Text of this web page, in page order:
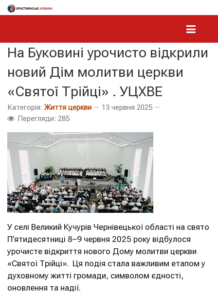
На Буковині урочисто відкрили
новий Дім молитви церкви
«Святої Трійці» . УЦХВЕ
Категорія: Життя церкви
13 червня 2025
Перегляди: 285
У селі Великий Кучурів Чернівецької області на свято
П’ятидесятниці 8–9 червня 2025 року відбулося
урочисте відкриття нового Дому молитви церкви
«Святої Трійці». Ця подія стала важливим етапом у
духовному житті громади, символом єдності,
оновлення та надії.